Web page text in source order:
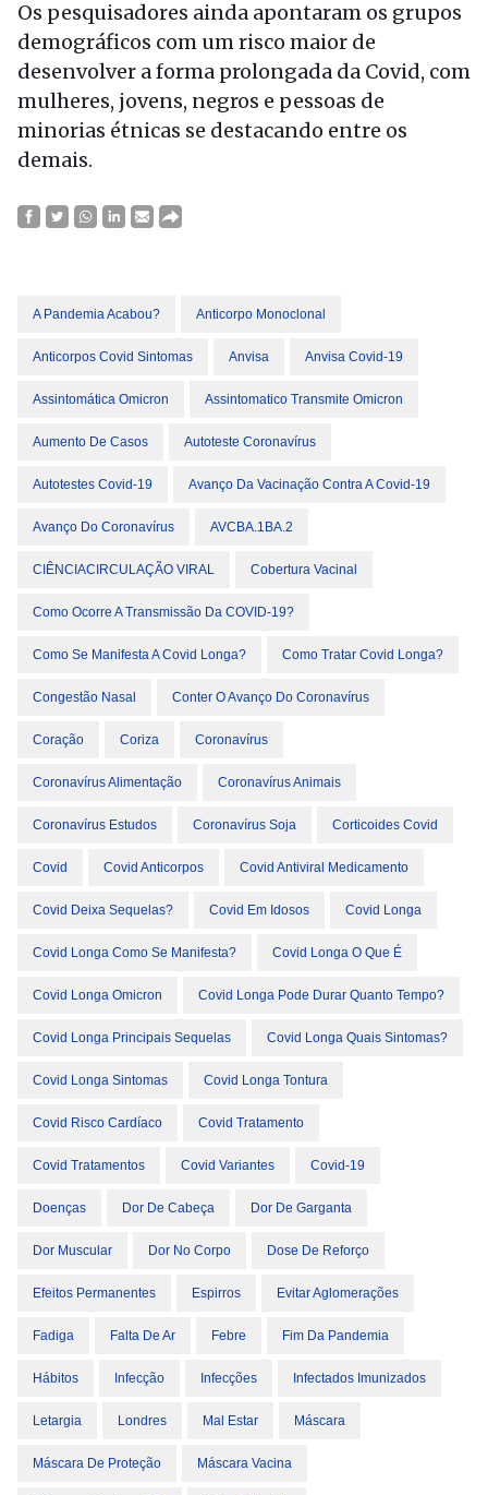
Os pesquisadores ainda apontaram os grupos
demográficos com um risco maior de
desenvolver a forma prolongada da Covid, com
mulheres, jovens, negros e pessoas de
minorias étnicas se destacando entre os
demais.
A Pandemia Acabou? Anticorpo Monoclonal
Anticorpos Covid Sintomas Anvisa Anvisa Covid-19
Assintomática Omicron Assintomatico Transmite Omicron
Aumento De Casos Autoteste Coronavírus
Autotestes Covid-19 Avanço Da Vacinação Contra A Covid-19
Avanço Do Coronavírus AVCBA.1BA.2
CIÊNCIACIRCULAÇÃO VIRAL Cobertura Vacinal
Como Ocorre A Transmissão Da COVID-19?
Como Se Manifesta A Covid Longa? Como Tratar Covid Longa?
Congestão Nasal Conter O Avanço Do Coronavírus
Coração Coriza Coronavírus
Coronavírus Alimentação Coronavírus Animais
Coronavírus Estudos Coronavírus Soja Corticoides Covid
Covid Covid Anticorpos Covid Antiviral Medicamento
Covid Deixa Sequelas? Covid Em Idosos Covid Longa
Covid Longa Como Se Manifesta? Covid Longa O Que É
Covid Longa Omicron Covid Longa Pode Durar Quanto Tempo?
Covid Longa Principais Sequelas Covid Longa Quais Sintomas?
Covid Longa Sintomas Covid Longa Tontura
Covid Risco Cardíaco Covid Tratamento
Covid Tratamentos Covid Variantes Covid-19
Doenças Dor De Cabeça Dor De Garganta
Dor Muscular Dor No Corpo Dose De Reforço
Efeitos Permanentes Espirros Evitar Aglomerações
Fadiga Falta De Ar Febre Fim Da Pandemia
Hábitos Infecção Infecções Infectados Imunizados
Letargia Londres Mal Estar Máscara
Máscara De Proteção Máscara Vacina